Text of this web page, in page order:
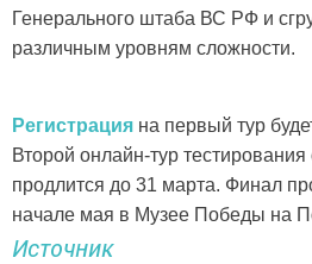
Генерального штаба ВС РФ и
различным уровням сложности.
Регистрация на первый тур
Второй онлайн-тур тестирования
продлится до 31 марта. Финал
начале мая в Музее Победы на
Источник